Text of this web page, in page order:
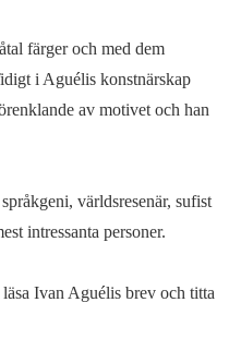
färger och med dem
i Aguélis konstnärskap
av motivet och han
världsresenär, sufist
intressanta personer.
Ivan Aguélis brev och titta